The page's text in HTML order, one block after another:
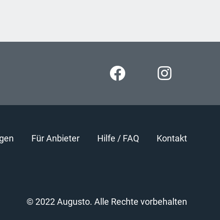
Für Anbieter Hilfe / FAQ Kontakt
© 2022 Augusto. Alle Rechte vorbehalten